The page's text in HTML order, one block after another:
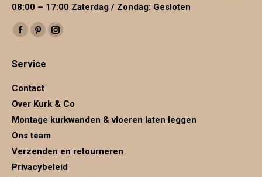
08:00 – 17:00 Zaterdag / Zondag: Gesloten
Vind ons op:
Facebook
opens
Pinterest
opens
Instagram
Service
Contact
Over Kurk & Co
Montage kurkwanden & vloeren laten leggen
Ons team
Verzenden en retourneren
Privacybeleid